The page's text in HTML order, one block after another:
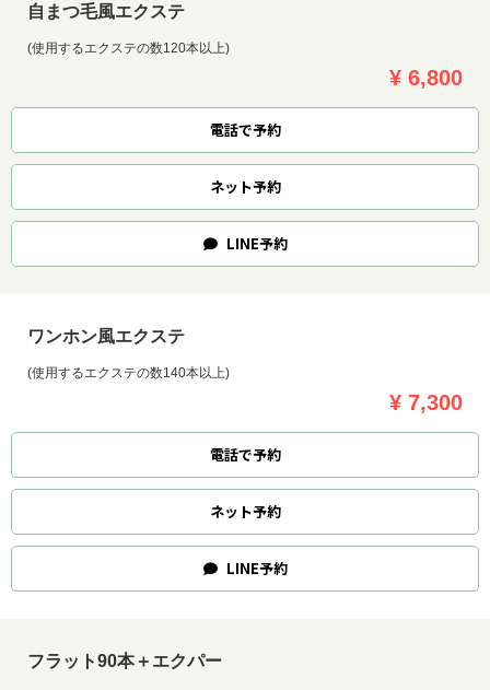
自まつ毛風エクステ
(使用するエクステの数120本以上)
¥ 6,800
電話で予約
ネット予約
LINE予約
ワンホン風エクステ
(使用するエクステの数140本以上)
¥ 7,300
電話で予約
ネット予約
LINE予約
フラット90本＋エクパー